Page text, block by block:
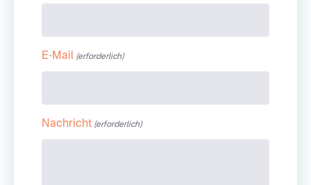
E-Mail (erforderlich)
Nachricht (erforderlich)